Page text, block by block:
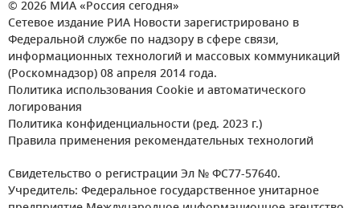
© 2026 МИА «Россия сегодня»
Сетевое издание РИА Новости зарегистрировано в
Федеральной службе по надзору в сфере связи,
информационных технологий и массовых коммуникаций
(Роскомнадзор) 08 апреля 2014 года.
Политика использования Cookie и автоматического
логирования
Политика конфиденциальности (ред. 2023 г.)
Правила применения рекомендательных технологий
Свидетельство о регистрации Эл № ФС77-57640.
Учредитель: Федеральное государственное унитарное